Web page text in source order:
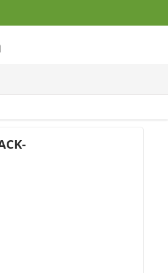
Vorschläge erscheinen